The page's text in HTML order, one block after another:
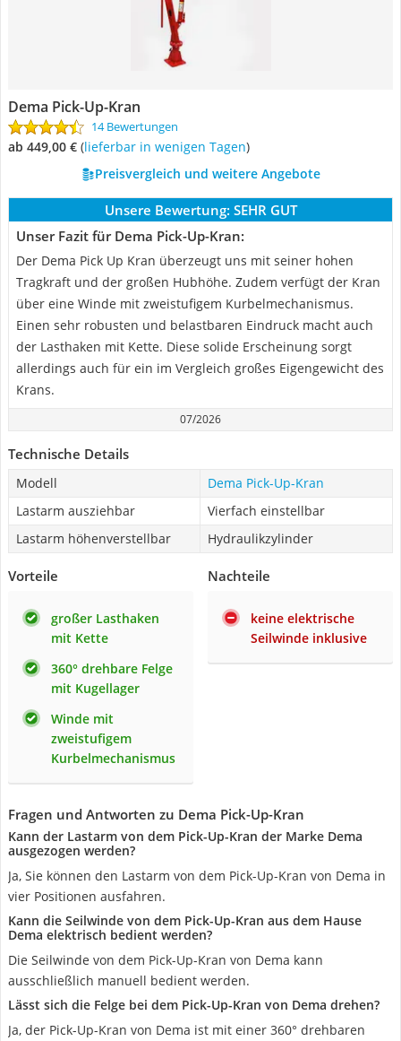
Dema Pick-Up-Kran
14 Bewertungen
ab 449,00 € ( Lieferbar in wenigen Tagen)
Preisvergleich und weitere Angebote
Unsere Bewertung: SEHR GUT
Unser Fazit für Dema Pick-Up-Kran:
Der Dema Pick Up Kran überzeugt uns mit seiner hohen
Tragkraft und der großen Hubhöhe. Zudem verfügt der Kran
über eine Winde mit zweistufigem Kurbelmechanismus.
Einen sehr robusten und belastbaren Eindruck macht auch
der Lasthaken mit Kette. Diese solide Erscheinung sorgt
allerdings auch für ein im Vergleich großes Eigengewicht des
Krans.
07/2026
Technische Details
Modell
Dema Pick-Up-Kran
Lastarm ausziehbar
Vierfach einstellbar
Lastarm höhenverstellbar
Hydraulikzylinder
Vorteile
großer Lasthaken
mit Kette
360° drehbare Felge
mit Kugellager
Winde mit
zweistufigem
Kurbelmechanismus
Nachteile
keine elektrische
Seilwinde inklusive
Fragen und Antworten zu Dema Pick-Up-Kran
Kann der Lastarm von dem Pick-Up-Kran der Marke Dema
ausgezogen werden?
Ja, Sie können den Lastarm von dem Pick-Up-Kran von Dema in
vier Positionen ausfahren.
Kann die Seilwinde von dem Pick-Up-Kran aus dem Hause
Dema elektrisch bedient werden?
Die Seilwinde von dem Pick-Up-Kran von Dema kann
ausschließlich manuell bedient werden.
Lässt sich die Felge bei dem Pick-Up-Kran von Dema drehen?
Ja, der Pick-Up-Kran von Dema ist mit einer 360° drehbaren